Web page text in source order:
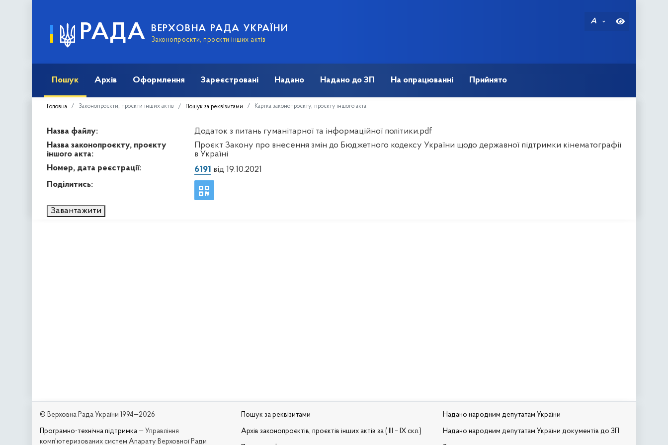
РАДА ВЕРХОВНА РАДА УКРАЇНИ
Законопроєкти, проєкти інших актів
A
Пошук Архів Оформлення Зареєстровані Надано Надано до ЗП На опрацюванні Прийнято
Головна Законопроєкти, проєкти інших актів Пошук за реквізитами Картка законопроєкту, проєкту іншого акта
Назва файлу:
Додаток з питань гуманітарної та інформаційної політики.pdf
Назва законопроєкту, проєкту
іншого акта:
Проєкт Закону про внесення змін до Бюджетного кодексу України щодо державної підтримки кінематографії
в Україні
Номер, дата реєстрації:
6191 від 19.10.2021
Поділитись:
Завантажити
© Верховна Рада України 1994—2026
Програмно-технічна підтримка — Управління
комп'ютеризованих систем Апарату Верховної Ради
Пошук за реквізитами
Архів законопроєктів, проєктів інших актів за ( III – IX скл.)
Надано народним депутатам України
Надано народним депутатам України документів до ЗП